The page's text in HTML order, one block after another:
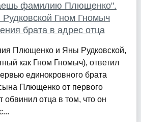
фамилию Плющенко".
Гном Гномыч
брата в адрес отца
Плющенко и Яны Рудковской,
как Гном Гномыч), ответил
единокровного брата
Плющенко от первого
обвинил отца в том, что он